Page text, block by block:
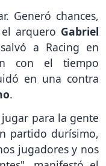
Generó chances,
arquero Gabriel
a Racing en
con el tiempo
en una contra
.
para la gente
partido durísimo,
jugadores y nos